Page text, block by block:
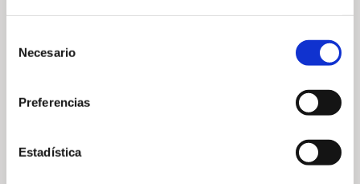
Necesario
Preferencias
Estadística
SOM Charity
Fotowettbewerb